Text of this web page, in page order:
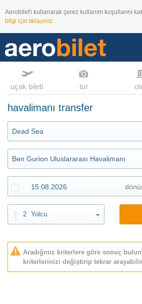
Aerobilet'i kullanarak çerez kullanım koşullarını
bilgi için tıklayınız.
uçak bileti tur
havalimanı transfer
2 Yolcu
Aradığınız kriterlere göre sonuç
kriterlerinizi değiştirip tekrar